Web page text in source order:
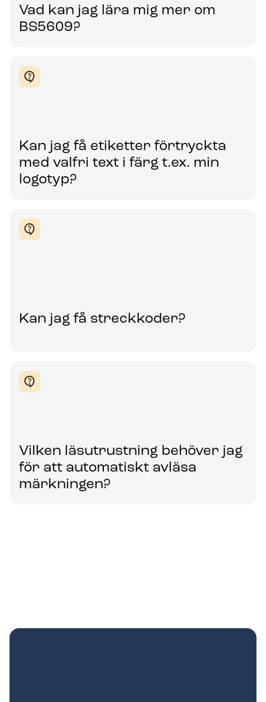
Vad kan jag lära mig mer om
BS5609?
Kan jag få etiketter förtryckta
med valfri text i färg t.ex. min
logotyp?
Kan jag få streckkoder?
Vilken läsutrustning behöver jag
för att automatiskt avläsa
märkningen?